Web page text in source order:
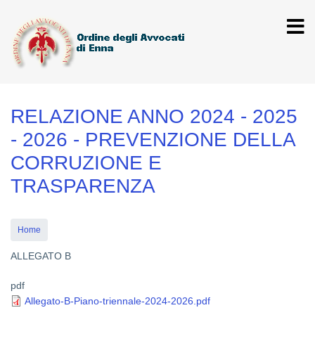
contenuto
principale
RELAZIONE ANNO 2024 - 2025
- 2026 - PREVENZIONE DELLA
CORRUZIONE E
TRASPARENZA
Home
ALLEGATO B
pdf
Allegato-B-Piano-triennale-2024-2026.pdf